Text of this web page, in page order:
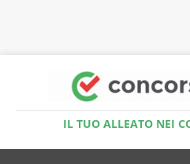
IL TUO ALLEATO NEI